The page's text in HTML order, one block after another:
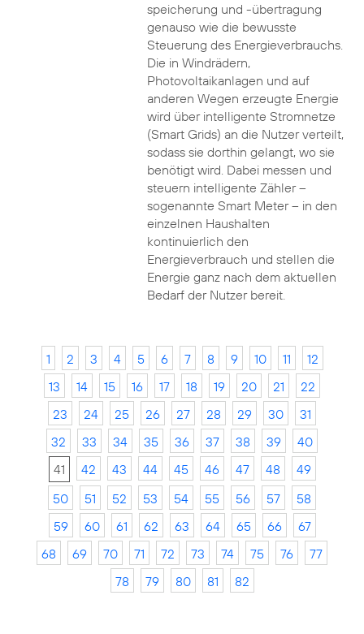
speicherung und -übertragung
genauso wie die bewusste
Steuerung des Energieverbrauchs.
Die in Windrädern,
Photovoltaikanlagen und auf
anderen Wegen erzeugte Energie
wird über intelligente Stromnetze
(Smart Grids) an die Nutzer verteilt,
sodass sie dorthin gelangt, wo sie
benötigt wird. Dabei messen und
steuern intelligente Zähler –
sogenannte Smart Meter – in den
einzelnen Haushalten
kontinuierlich den
Energieverbrauch und stellen die
Energie ganz nach dem aktuellen
Bedarf der Nutzer bereit.
1 2 3 4 5 6 7 8 9 10 11
12
13
14 15 16 17 18 19 20 21
22
23
24 25 26 27 28 29 30
31
32
33 34 35 36 37 38 39
40
41
42 43 44 45 46 47 48
49
50
51 52 53 54 55 56 57
58
59
60 61 62 63 64 65 66
67
68
69 70 71 72 73 74 75 76
77
78
79 80 81 82